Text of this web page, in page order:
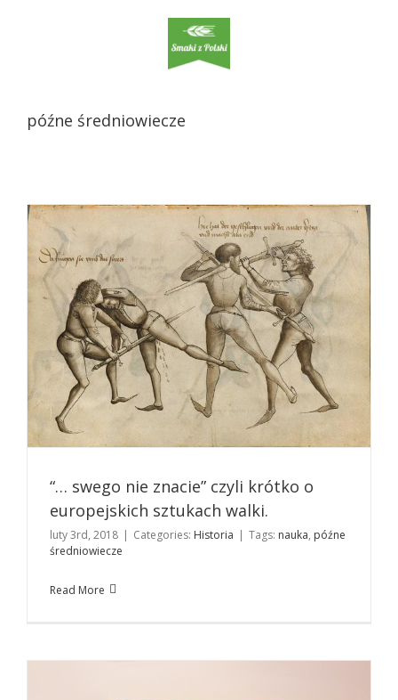
późne średniowiecze
“… swego nie znacie” czyli krótko o europejskich
“… swego nie znacie” czyli krótko o
europejskich sztukach walki.
luty 3rd, 2018 | Categories: Historia | Tags: nauka, późne
średniowiecze
Read More